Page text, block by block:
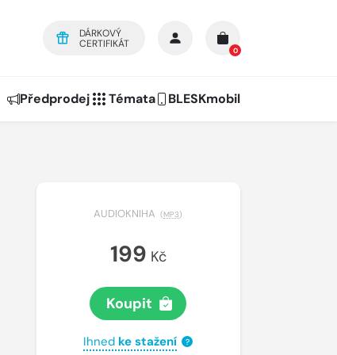
DÁRKOVÝ
CERTIFIKÁT
0
Předprodej Témata BLESKmobil
AUDIOKNIHA (MP3)
199 Kč
Koupit
Ihned ke stažení ?